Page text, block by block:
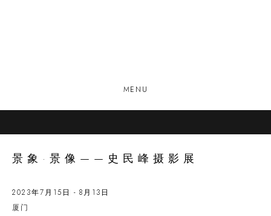
MENU
景象·景像——史民峰摄影展
2023年7月15日 - 8月13日
厦门